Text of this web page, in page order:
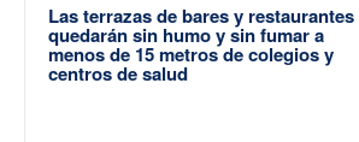
Las terrazas de bares y restaurantes
quedarán sin humo y sin fumar a
menos de 15 metros de colegios y
centros de salud